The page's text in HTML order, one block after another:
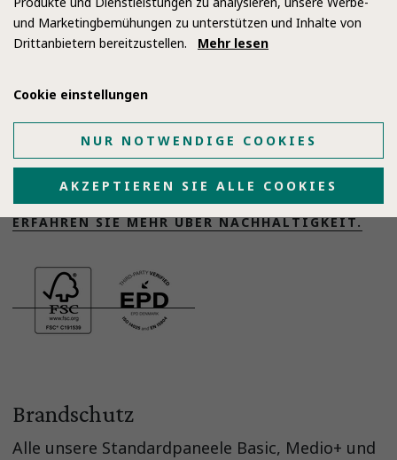
die Herstellung qualitativ hochwertiger
Produkte mit minimaler Umweltbelastung
beiträgt.
Zusätzlich wird der Filz aus 100% recycelbarem
Kunststoff hergestellt, von dem ein Großteil aus
den Weltmeeren gesammelt wird.
ERFAHREN SIE MEHR ÜBER NACHHALTIGKEIT.
Brandschutz
Alle unsere Standardpaneele Basic, Medio+ und
und Marketingbemühungen zu unterstützen und Inhalte von
Drittanbietern bereitzustellen. Mehr lesen
Cookie einstellungen
NUR NOTWENDIGE COOKIES
AKZEPTIEREN SIE ALLE COOKIES